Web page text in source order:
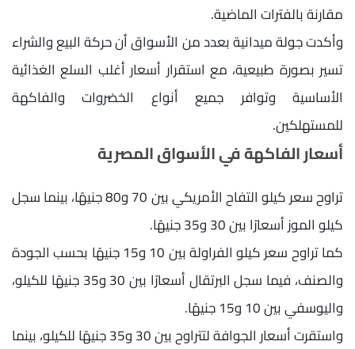
مقارنة بالفترات الماضية.
وأكدت جولة ميدانية بعدد من الأسواق أن حركة البيع والشراء
تسير بصورة طبيعية، مع استقرار أسعار أغلب السلع الغذائية
الأساسية وتوافر جميع أنواع الخضروات والفاكهة
للمستهلكين.
أسعار الفاكهة في الأسواق المصرية
تراوح سعر كيلو التفاح الأمريكي بين 70 و80 جنيهًا، بينما سجل
كيلو الموز أسعارًا بين 30 و35 جنيهًا.
كما تراوح سعر كيلو الفراولة بين 10 و15 جنيهًا بحسب الجودة
والصنف، فيما سجل البرتقال أسعارًا بين 30 و35 جنيهًا للكيلو،
واليوسفي بين 10 و15 جنيهًا.
واستقرت أسعار الجوافة لتتراوح بين 30 و35 جنيهًا للكيلو، بينما